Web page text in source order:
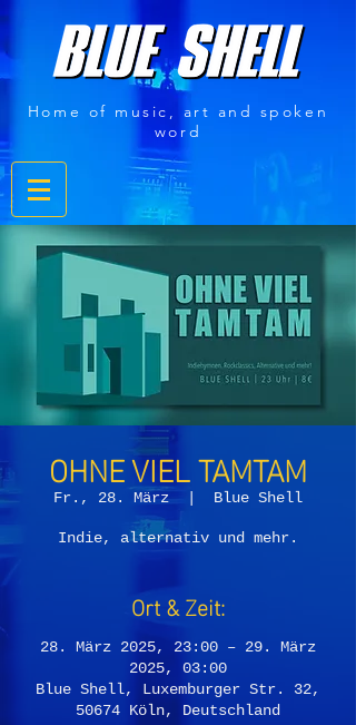
Home of music, art and spoken
word
OHNE VIEL TAMTAM
Fr., 28. März
  |
Blue Shell
Indie, alternativ und mehr.
Ort & Zeit:
28. März 2025, 23:00 – 29. März
2025, 03:00
Blue Shell, Luxemburger Str. 32,
50674 Köln, Deutschland